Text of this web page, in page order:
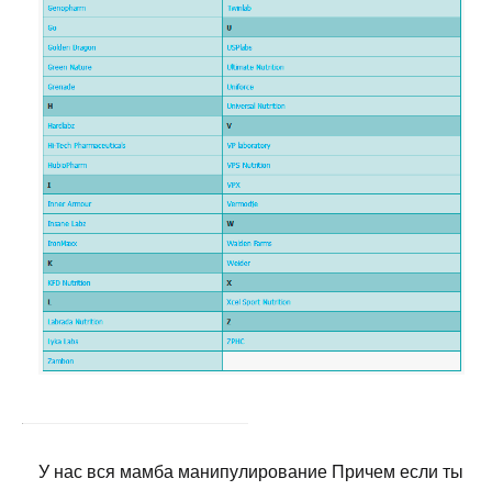
У нас вся мамба манипулирование Причем если ты